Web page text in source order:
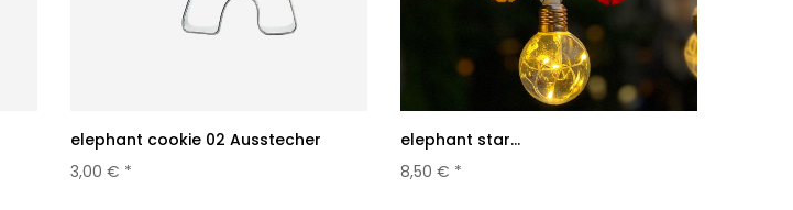
elephant cookie 02 Ausstecher
3,00 € *
elephant star...
8,50 € *